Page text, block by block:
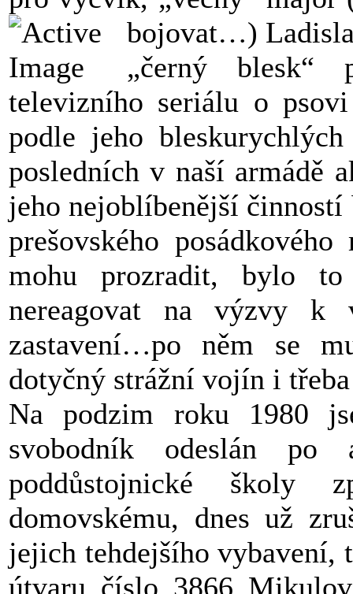
bojovat…)
„černý blesk“
televizního seriálu o
podle jeho
posledních v naší armádě
jeho nejoblíbenější
prešovského
mohu prozradit, bylo
nereagovat na výzvy k
zastavení…po něm se
dotyčný strážní vojín i
Na podzim roku 1980
svobodník odeslán po
poddůstojnické školy
domovskému, dnes už
jejich tehdejšího vybavení,
útvaru číslo 3866